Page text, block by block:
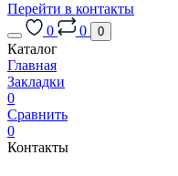
Перейти в контакты
0
0 0
Каталог
Главная
Закладки
0
Сравнить
0
Контакты